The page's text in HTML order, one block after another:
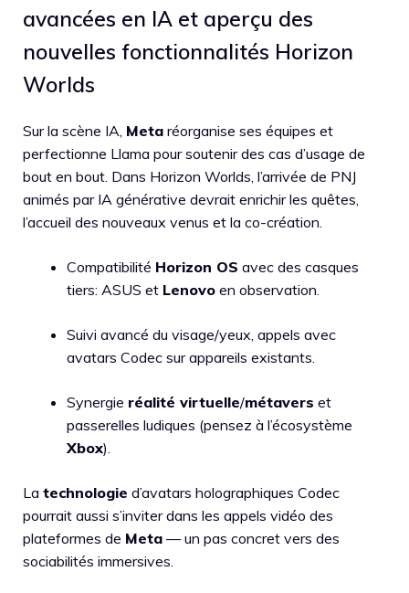
avancées en IA et aperçu des
nouvelles fonctionnalités Horizon
Worlds
Sur la scène IA, Meta réorganise ses équipes et
perfectionne Llama pour soutenir des cas d’usage de
bout en bout. Dans Horizon Worlds, l’arrivée de PNJ
animés par IA générative devrait enrichir les quêtes,
l’accueil des nouveaux venus et la co-création.
Compatibilité Horizon OS avec des casques
tiers: ASUS et Lenovo en observation.
Suivi avancé du visage/yeux, appels avec
avatars Codec sur appareils existants.
Synergie réalité virtuelle/métavers et
passerelles ludiques (pensez à l’écosystème
Xbox).
La technologie d’avatars holographiques Codec
pourrait aussi s’inviter dans les appels vidéo des
plateformes de Meta — un pas concret vers des
sociabilités immersives.